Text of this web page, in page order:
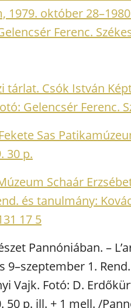
1979. október
Ferenc.
tárlat. Csók István
Gelencsér Ferenc.
Sas
30 p.
Schaár
és tanulmány:
17 5
Pannóniában. –
9–szeptember 1.
Vajk. Fotó: D.
50 p. ill. + 1 mell. /